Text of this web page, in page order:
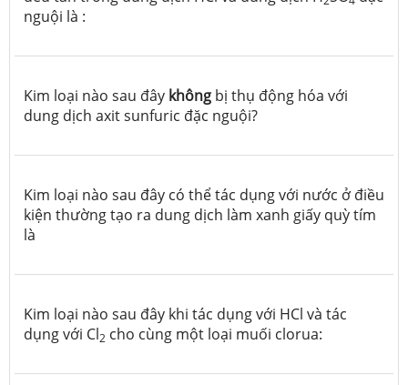
nguội là :
Kim loại nào sau đây không bị thụ động hóa với
dung dịch axit sunfuric đặc nguội?
Kim loại nào sau đây có thể tác dụng với nước ở điều
kiện thường tạo ra dung dịch làm xanh giấy quỳ tím
là
Kim loại nào sau đây khi tác dụng với HCl và tác
dụng với Cl2 cho cùng một loại muối clorua: